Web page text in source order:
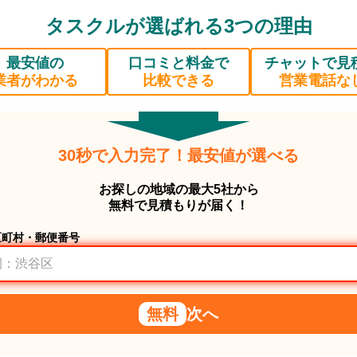
タスクルが選ばれる3つの理由
最安値の
者がわかる
口コミと料金で
比較できる
チャットで見
営業電話な
30秒で入力完了！最安値が選べる
お探しの地域の最大5社から
無料で見積もりが届く！
村・郵便番号
無料 次へ